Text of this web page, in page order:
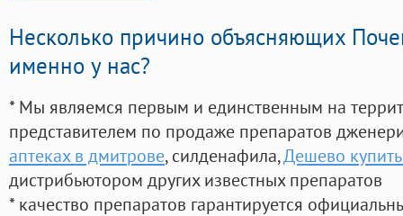
Несколько причино объясняющих
именно у нас?
* Мы являемся первым и единственным на
представителем по продаже препаратов
аптеках в дмитрове, силденафила,Дешево
дистрибьютором других известных препаратов
* качество препаратов гарантируется